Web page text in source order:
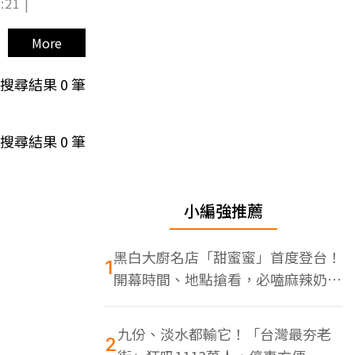
More
搜尋結果0筆
搜尋結果0筆
小編強推薦
1黑白大廚名店「甜蜜蜜」首度登台！
開幕時間、地點搶看，必嗑麻辣奶油
蝦
2九份、淡水都輸它！「台灣最夯老